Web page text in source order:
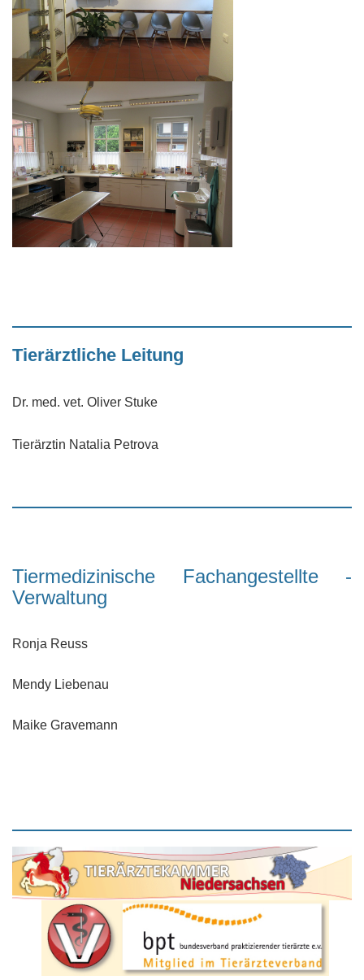
Tierärztliche Leitung
Dr. med. vet. Oliver Stuke
Tierärztin Natalia Petrova
Tiermedizinische Fachangestellte -
Verwaltung
Ronja Reuss
Mendy Liebenau
Maike Gravemann